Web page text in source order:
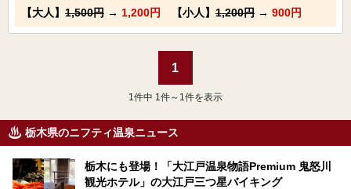
【大人】 1,500円 → 1,200円 【小人】 1,200円 → 900円
1
1 件中 1件～1件を表示
栃木県のニフティ温泉ニュース
栃木にも登場！「大江戸温泉物語Premium 鬼怒川
観光ホテル」の大江戸三つ星バイキング